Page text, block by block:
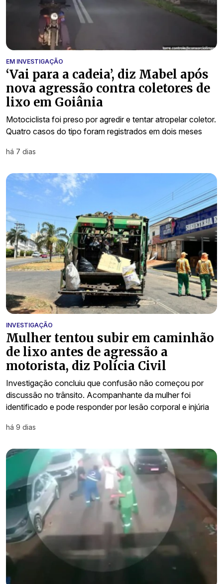
EM INVESTIGAÇÃO
‘Vai para a cadeia’, diz Mabel após
nova agressão contra coletores de
lixo em Goiânia
Motociclista foi preso por agredir e tentar atropelar coletor.
Quatro casos do tipo foram registrados em dois meses
há 7 dias
INVESTIGAÇÃO
Mulher tentou subir em caminhão
de lixo antes de agressão a
motorista, diz Polícia Civil
Investigação concluiu que confusão não começou por
discussão no trânsito. Acompanhante da mulher foi
identificado e pode responder por lesão corporal e injúria
há 9 dias